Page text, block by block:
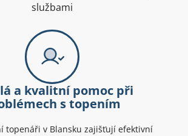
službami
a kvalitní pomoc při
s topením
topenáři v Blansku zajišťují efektivní